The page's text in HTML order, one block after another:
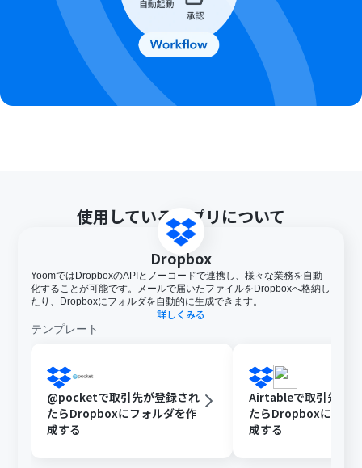
使用しているアプリについて
Dropbox
YoomではDropboxのAPIとノーコードで連携し、様々な業務を自動
化することが可能です。メールで届いたファイルをDropboxへ格納し
たり、Dropboxにフォルダを自動的に生成できます。
詳しくみる
テンプレート
@pocketで取引先が登録され
たらDropboxにフォルダを作
成する
Airtableで取引先が
たらDropboxにフォ
成する